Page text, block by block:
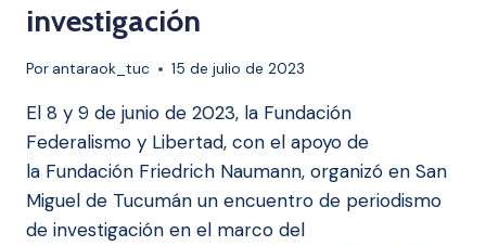
investigación
Por antaraok_tuc 15 de julio de 2023
El 8 y 9 de junio de 2023, la Fundación
Federalismo y Libertad, con el apoyo de
la Fundación Friedrich Naumann, organizó en San
Miguel de Tucumán un encuentro de periodismo
de investigación en el marco del